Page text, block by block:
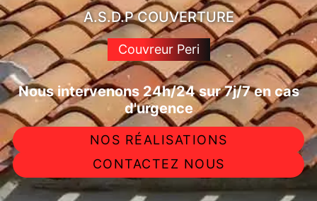
A.S.D.P COUVERTURE
Couvreur Peri
Nous intervenons 24h/24 sur 7j/7 en cas
d'urgence
NOS RÉALISATIONS
CONTACTEZ NOUS